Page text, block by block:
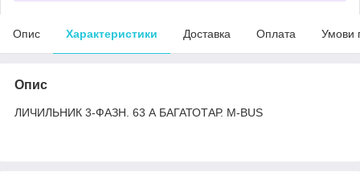
Опис Характеристики Доставка Оплата Умови
Опис
ЛИЧИЛЬНИК 3-ФАЗН. 63 А БАГАТОТАР. M-BUS